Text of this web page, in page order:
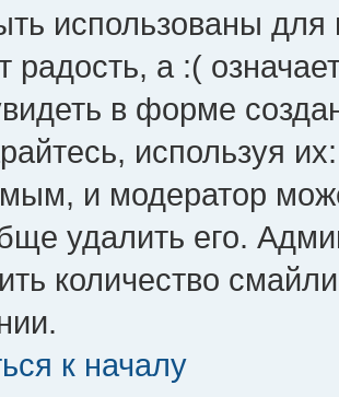
использованы
радость, а :(
в форме
используя
и модератор
удалить его.
количество
к началу